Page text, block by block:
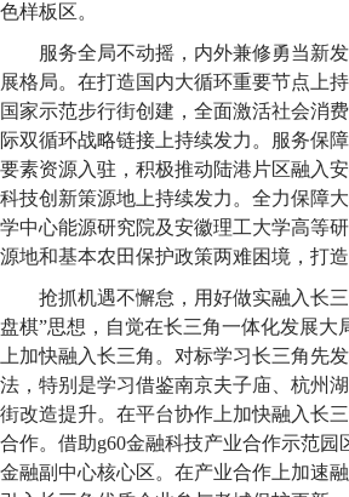
色样板区。
服务全局不动摇，内外兼修勇当新
展格局。在打造国内大循环重要节点上
国家示范步行街创建，全面激活社会消
际双循环战略链接上持续发力。服务保
要素资源入驻，积极推动陆港片区融入
科技创新策源地上持续发力。全力保障
学中心能源研究院及安徽理工大学高等
源地和基本农田保护政策两难困境，打
抢抓机遇不懈怠，用好做实融入长
盘棋”思想，自觉在长三角一体化发展
上加快融入长三角。对标学习长三角先
法，特别是学习借鉴南京夫子庙、杭州
街改造提升。在平台协作上加快融入长
合作。借助g60金融科技产业合作示范
金融副中心核心区。在产业合作上加速